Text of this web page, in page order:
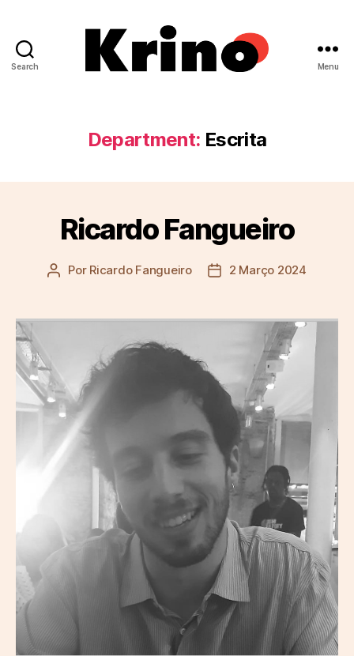
Search Menu
Department: Escrita
Ricardo Fangueiro
Autor
Por Ricardo Fangueiro
Data2 Março 2024